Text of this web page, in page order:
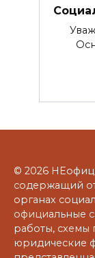
© 2026
содержащий
органах
официальные
работы, схемы
юридические